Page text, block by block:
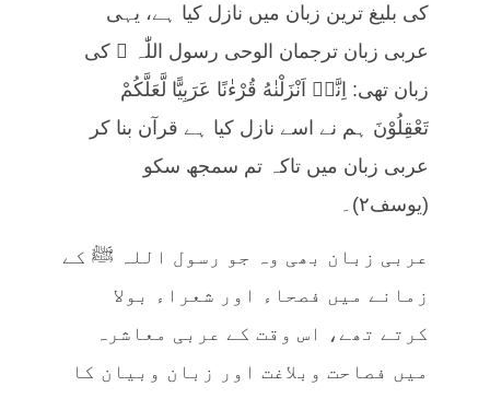
کی بلیغ ترین زبان میں نازل کیا ہے، یہی
عربی زبان ترجمان الوحی رسول اللّٰہ ﷺ کی
زبان تھی: اِنَّاۤ اَنْزَلْنٰهُ قُرْءٰنًا عَرَبِیًّا لَّعَلَّكُمْ
تَعْقِلُوْنَ ہم نے اسے نازل کیا ہے قرآن بنا کر
عربی زبان میں تاکہ تم سمجھ سکو
(يوسف۲)۔
عربی زبان بھی وہ جو رسول اللہ ﷺ کے
زمانے میں فصحاء اور شعراء بولا
کرتے تھے، اس وقت کے عربی معاشرہ
میں فصاحت وبلاغت اور زبان وبیان کا